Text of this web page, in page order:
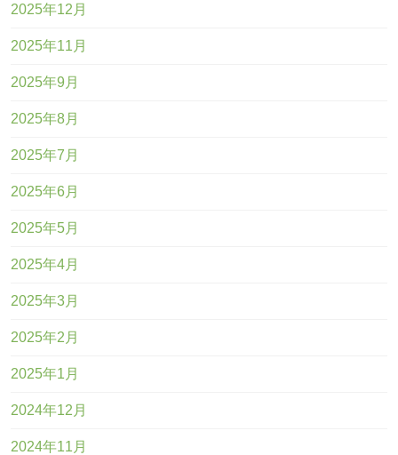
2025年12月
2025年11月
2025年9月
2025年8月
2025年7月
2025年6月
2025年5月
2025年4月
2025年3月
2025年2月
2025年1月
2024年12月
2024年11月